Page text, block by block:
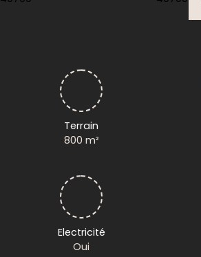
Terrain
800 m²
Electricité
Oui